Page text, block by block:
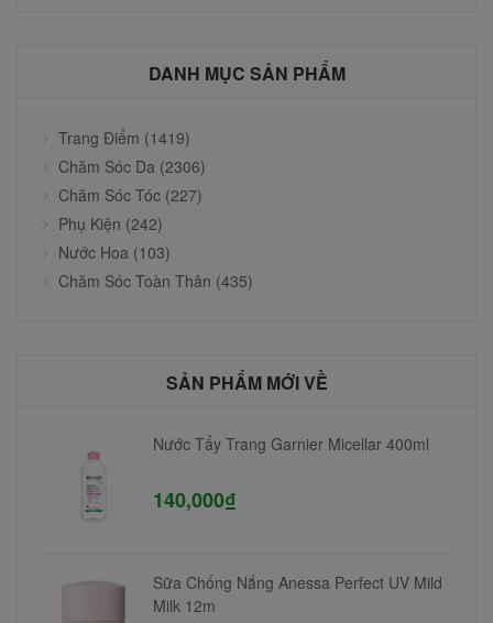
DANH MỤC SẢN PHẨM
Trang Điểm (1419)
Chăm Sóc Da (2306)
Chăm Sóc Tóc (227)
Phụ Kiện (242)
Nước Hoa (103)
Chăm Sóc Toàn Thân (435)
SẢN PHẨM MỚI VỀ
Nước Tẩy Trang Garnier Micellar 400ml
140,000₫
Sữa Chống Nắng Anessa Perfect UV Mild
Milk 12m